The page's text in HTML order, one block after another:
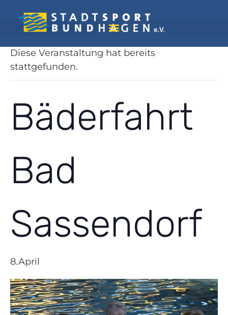
« Alle Veranstaltungen
Diese Veranstaltung hat bereits
stattgefunden.
Bäderfahrt
Bad
Sassendorf
8.April